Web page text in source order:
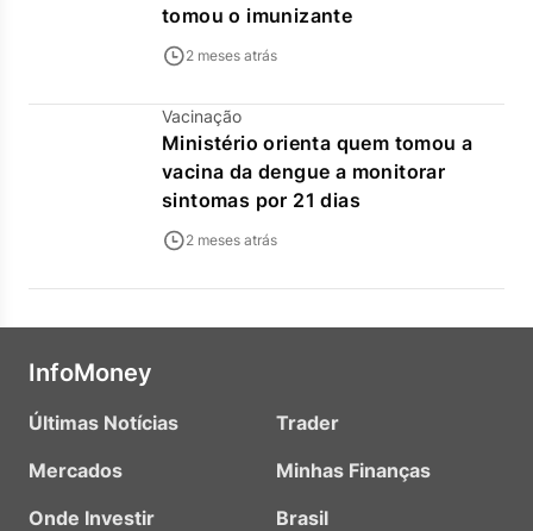
tomou o imunizante
2 meses atrás
Vacinação
Ministério orienta quem tomou a
vacina da dengue a monitorar
sintomas por 21 dias
2 meses atrás
InfoMoney
Últimas Notícias
Mercados
Onde Investir
Trader
Minhas Finanças
Brasil